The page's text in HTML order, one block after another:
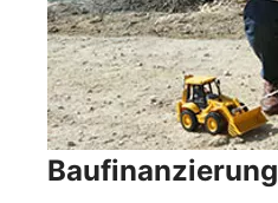
Baufinanzierung